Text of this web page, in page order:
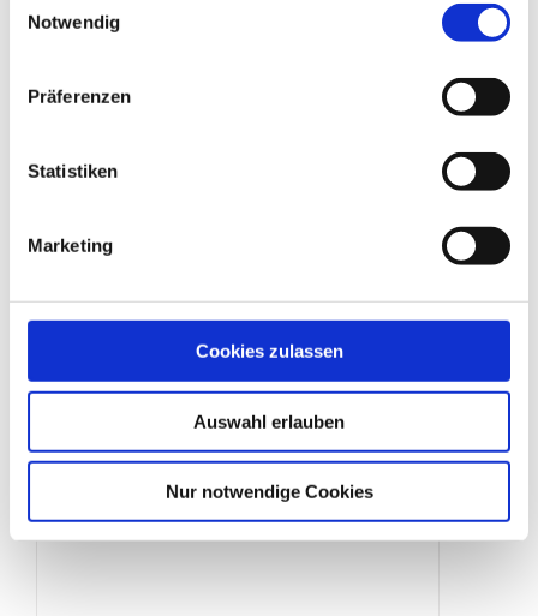
Notwendig
Präferenzen
Statistiken
Marketing
Cookies zulassen
Auswahl erlauben
Nur notwendige Cookies